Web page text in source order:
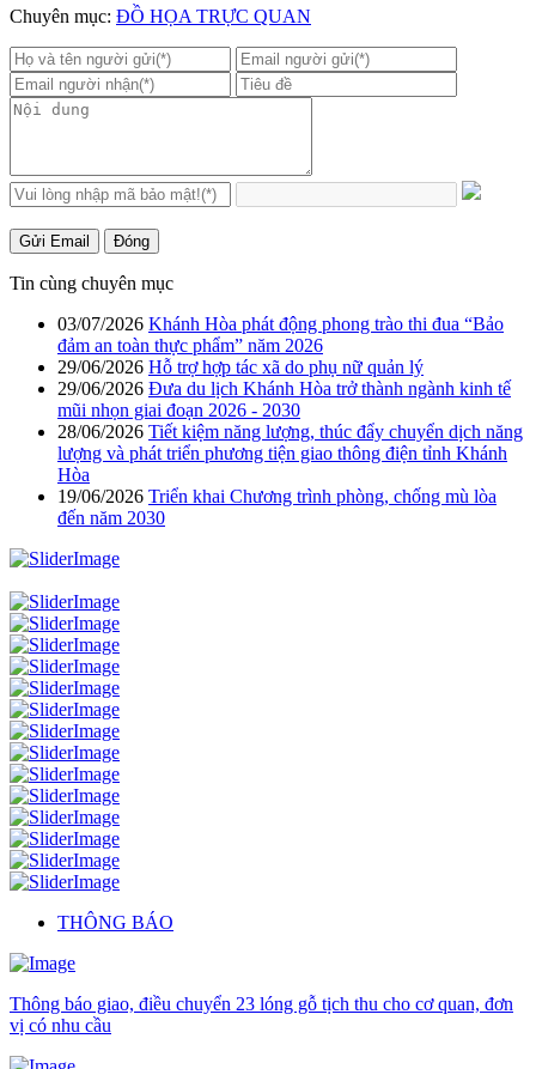
Chuyên mục: ĐỒ HỌA TRỰC QUAN
Gửi Email Đóng
Tin cùng chuyên mục
03/07/2026 Khánh Hòa phát động phong trào thi đua “Bảo
đảm an toàn thực phẩm” năm 2026
29/06/2026 Hỗ trợ hợp tác xã do phụ nữ quản lý
29/06/2026 Đưa du lịch Khánh Hòa trở thành ngành kinh tế
mũi nhọn giai đoạn 2026 - 2030
28/06/2026 Tiết kiệm năng lượng, thúc đẩy chuyển dịch năng
lượng và phát triển phương tiện giao thông điện tỉnh Khánh
Hòa
19/06/2026 Triển khai Chương trình phòng, chống mù lòa
đến năm 2030
THÔNG BÁO
Thông báo giao, điều chuyển 23 lóng gỗ tịch thu cho cơ quan, đơn
vị có nhu cầu